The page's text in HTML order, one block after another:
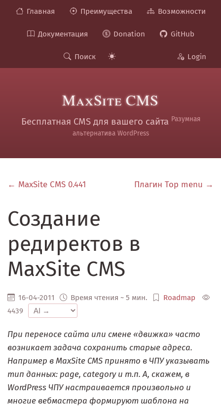
Главная Преимущества Возможности
Документация Donation GitHub
Поиск Login
MaxSite CMS
Бесплатная CMS для вашего сайта Разумная
альтернатива WordPress
← MaxSite CMS 0.441 Плагин Top menu →
Создание
редиректов в
MaxSite CMS
16-04-2011 Время чтения ~ 5 мин.
Roadmap
4439
При переносе сайта или смене «движка» часто
возникает задача сохранить старые адреса.
Например в MaxSite CMS принято в ЧПУ указывать
тип данных: page, category и т.п. А, скажем, в
WordPress ЧПУ настраивается произвольно и
многие вебмастера формируют шаблона на